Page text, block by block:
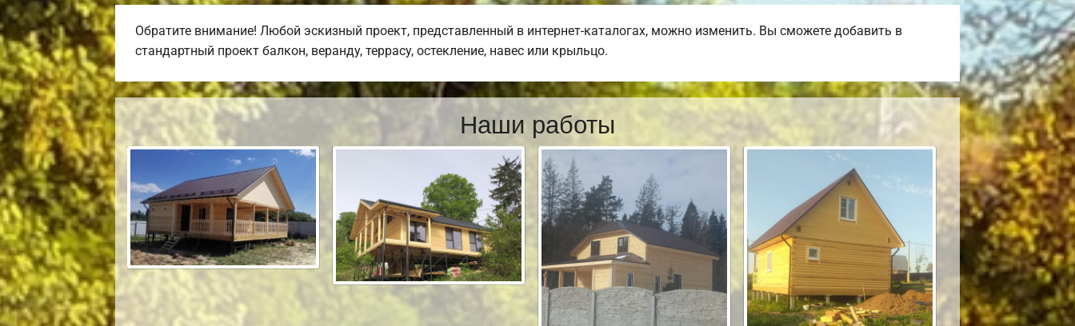
Обратите внимание! Любой эскизный проект, представленный в интернет-каталогах, можно изменить. Вы сможете добавить в
стандартный проект балкон, веранду, террасу, остекление, навес или крыльцо.
Наши работы